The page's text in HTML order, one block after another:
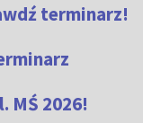
terminarz!
MŚ 2026!